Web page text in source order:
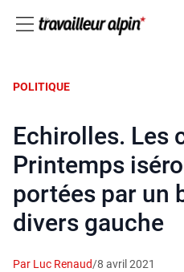
POLITIQUE
Echirolles. Les
Printemps
portées par un
divers gauche
Par Luc Renaud/8 avril 2021